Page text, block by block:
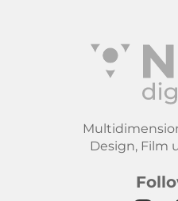
Design, Film